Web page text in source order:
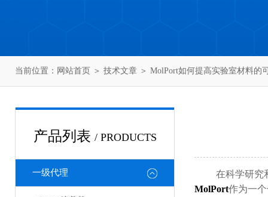
当前位置： 网站首页 ＞ 技术文章 ＞ MolPort如何提高实验室材料的
产品列表 / PRODUCTS
一级代理
在科学研究和
MolPort作为一